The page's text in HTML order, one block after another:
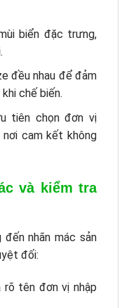
biển đặc trưng,
đều nhau để đảm
chế biến.
tiên chọn đơn vị
nơi cam kết không
và kiểm tra
nhãn mác sản
đối:
tên đơn vị nhập